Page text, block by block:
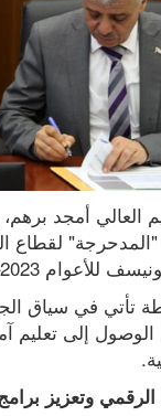
2023–2027.
وتعزيز